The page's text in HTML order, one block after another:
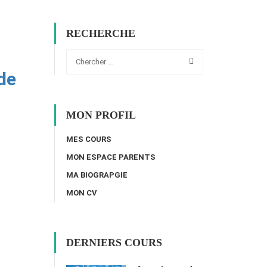
RECHERCHE
MON PROFIL
MES COURS
MON ESPACE PARENTS
MA BIOGRAPGIE
MON CV
DERNIERS COURS